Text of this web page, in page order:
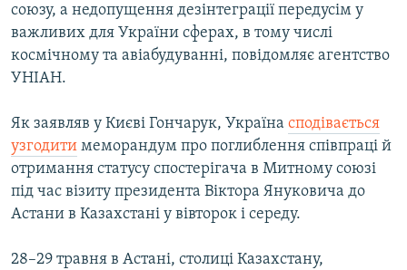
союзу, а недопущення дезінтеграції передусім у
важливих для України сферах, в тому числі
космічному та авіабудуванні, повідомляє агентство
УНІАН.
Як заявляв у Києві Гончарук, Україна сподівається
узгодити меморандум про поглиблення співпраці й
отримання статусу спостерігача в Митному союзі
під час візиту президента Віктора Януковича до
Астани в Казахстані у вівторок і середу.
28–29 травня в Астані, столиці Казахстану,